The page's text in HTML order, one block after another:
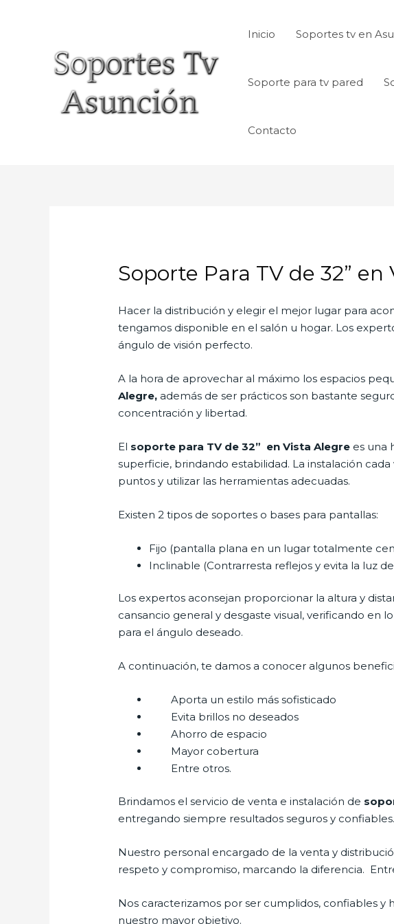
Inicio Soportes tv en
Soporte para tv pared
Contacto
Soporte Para TV de 32” en
Hacer la distribución y elegir el mejor lugar para
tengamos disponible en el salón u hogar. Los
ángulo de visión perfecto.
A la hora de aprovechar al máximo los espacios
Alegre, además de ser prácticos son bastante
concentración y libertad.
El soporte para TV de 32” en Vista Alegre es una
superficie, brindando estabilidad. La instalación
puntos y utilizar las herramientas adecuadas.
Existen 2 tipos de soportes o bases para pantallas:
Fijo (pantalla plana en un lugar totalmente
Inclinable (Contrarresta reflejos y evita la luz
Los expertos aconsejan proporcionar la altura y
cansancio general y desgaste visual, verificando en
para el ángulo deseado.
A continuación, te damos a conocer algunos
Aporta un estilo más sofisticado
Evita brillos no deseados
Ahorro de espacio
Mayor cobertura
Entre otros.
Brindamos el servicio de venta e instalación de
entregando siempre resultados seguros y
Nuestro personal encargado de la venta y
respeto y compromiso, marcando la diferencia.
Nos caracterizamos por ser cumplidos, confiables y
nuestro mayor objetivo.